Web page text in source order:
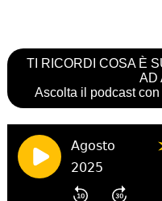
TI RICORDI COSA È
AD
Ascolta il podcast